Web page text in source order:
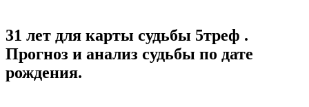
31 лет для карты судьбы 5треф .
Прогноз и анализ судьбы по дате
рождения.